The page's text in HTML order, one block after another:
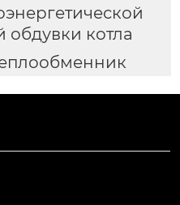
обдувки котла